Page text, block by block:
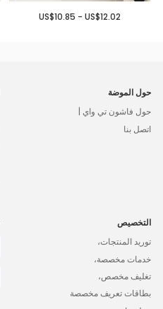
US$10.85 - US$12.02
حول الموضة
حول فاشون تي واي |
اتصل بنا
التخصيص
توريد المنتجات،
خدمات مخصصة،
تغليف مخصص،
بطاقات تعريف مخصصة